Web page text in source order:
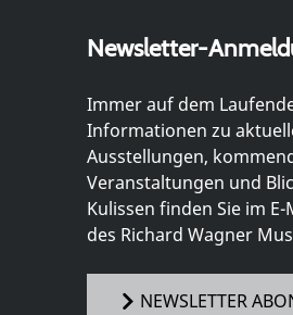
Newsletter-
Immer auf dem
Informationen zu
Ausstellungen,
Veranstaltungen und
Kulissen finden Sie im
des Richard Wagner
NEWSLETTER